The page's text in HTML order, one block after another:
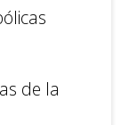
de la